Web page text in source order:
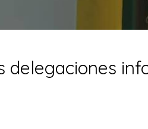
delegaciones